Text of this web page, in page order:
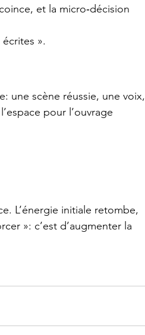
et la micro‑décision
».
une scène réussie, une voix,
pour l’ouvrage
L’énergie initiale retombe,
»: c’est d’augmenter la